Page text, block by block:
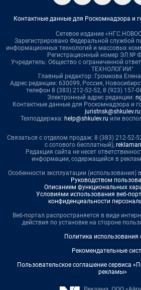
Контактные данные для Роскомнадзора и
Сетевое издание
Зарегистрировано Федеральной службой
информационных технологий и массовых
Регистрационный номер ЭЛ №
Учредитель: Общество с ограниченной
ТЕХНОЛОГИИ"
Главный редактор: Громкова
Адрес редакции: 630099, Россия,
телефон 8 (383) 212-52-52, 8 (923) 157-
Электронный адрес редакции:
Контактные данные для Роскомнадзора и
juristnsk@shkulev.ru
Техподдержка: help@shkulev.ru или
Связаться с отделом продаж: 8 (383) 212-52-
с сотового бесплатный),
Редакция сайта не несет
информации, содержащейся в
Особенности эксплуатации (использования)
Руководством
Описанием функциональных
Условиями использования веб-
конфиденциальности
Веб-портал распространяется в виде
действия по установке на стороне
Политика использования
Рекомендательные
Пользовательское соглашение сервиса
рекламы»